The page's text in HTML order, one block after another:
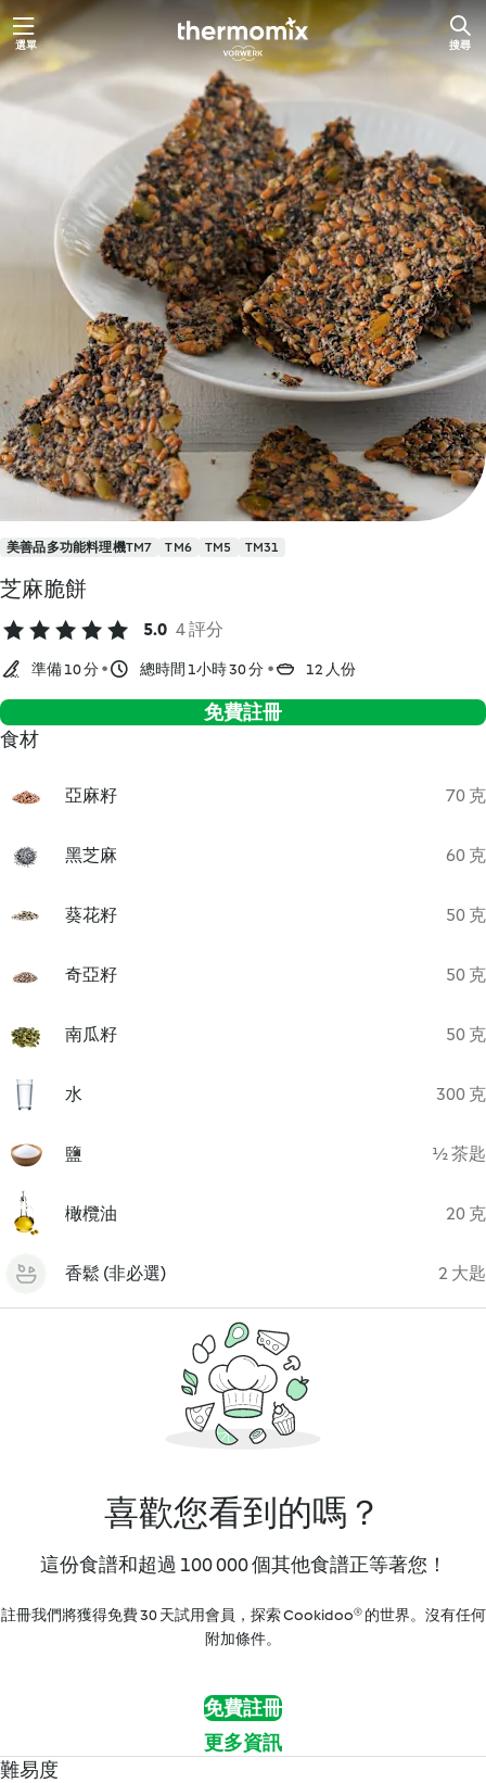
跳
至
主
要
選單 搜尋
美善品多功能料理機TM7 TM6 TM5 TM31
芝麻脆餅
5.0 4 評分
準備 10 分 總時間 1小時 30 分 12 人份
免費註冊
食材
亞麻籽 70 克
黑芝麻 60 克
葵花籽 50 克
奇亞籽 50 克
南瓜籽 50 克
水 300 克
鹽 ½ 茶匙
橄欖油 20 克
香鬆 (非必選) 2 大匙
喜歡您看到的嗎？
這份食譜和超過 100 000 個其他食譜正等著您！
註冊我們將獲得免費 30 天試用會員，探索 Cookidoo® 的世界。沒有任何
附加條件。
免費註冊
更多資訊
難易度